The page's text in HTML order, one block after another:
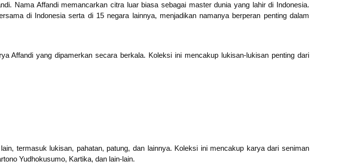
Nama Affandi memancarkan citra luar biasa sebagai master dunia yang lahir di Indonesia.
di Indonesia serta di 15 negara lainnya, menjadikan namanya berperan penting dalam
Affandi yang dipamerkan secara berkala. Koleksi ini mencakup lukisan-lukisan penting dari
termasuk lukisan, pahatan, patung, dan lainnya. Koleksi ini mencakup karya dari seniman
Yudhokusumo, Kartika, dan lain-lain.